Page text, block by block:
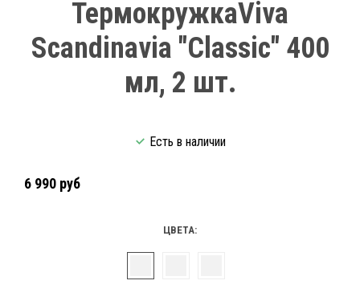
ТермокружкаViva
Scandinavia "Classic" 400
мл, 2 шт.
Есть в наличии
6 990 руб
ЦВЕТА: